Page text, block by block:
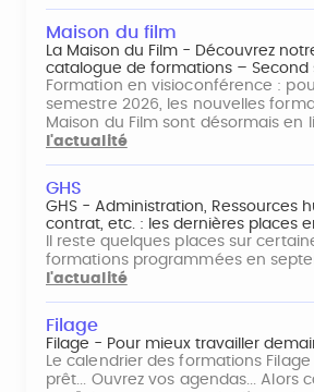
Maison du film
La Maison du Film - Découvrez
catalogue de formations – Second
Formation en visioconférence :
semestre 2026, les nouvelles
Maison du Film sont désormais en
l'actualité
GHS
GHS - Administration, Ressources
contrat, etc. : les dernières places
Il reste quelques places sur
formations programmées en
l'actualité
Filage
Filage - Pour mieux travailler
Le calendrier des formations
prêt... Ouvrez vos agendas... Alors